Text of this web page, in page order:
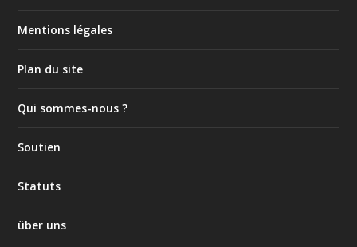
Mentions légales
Plan du site
Qui sommes-nous ?
Soutien
Statuts
über uns